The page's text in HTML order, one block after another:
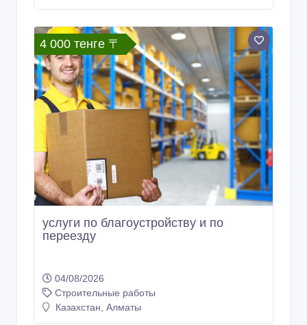
4 000 тенге 〒
услуги по благоустройству и по
переезду
04/08/2026
Строительные работы
Казахстан, Алматы